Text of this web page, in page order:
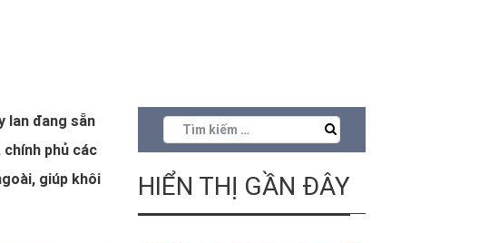
lan đang sẵn
phủ các
giúp khôi
HIỂN THỊ GẦN ĐÂY